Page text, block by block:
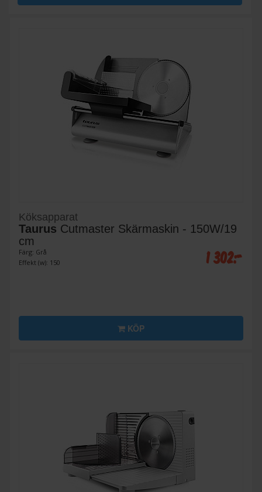
Köksapparat
Taurus Cutmaster Skärmaskin - 150W/19
cm
Färg: Grå
Effekt (w): 150
1 302:-
KÖP